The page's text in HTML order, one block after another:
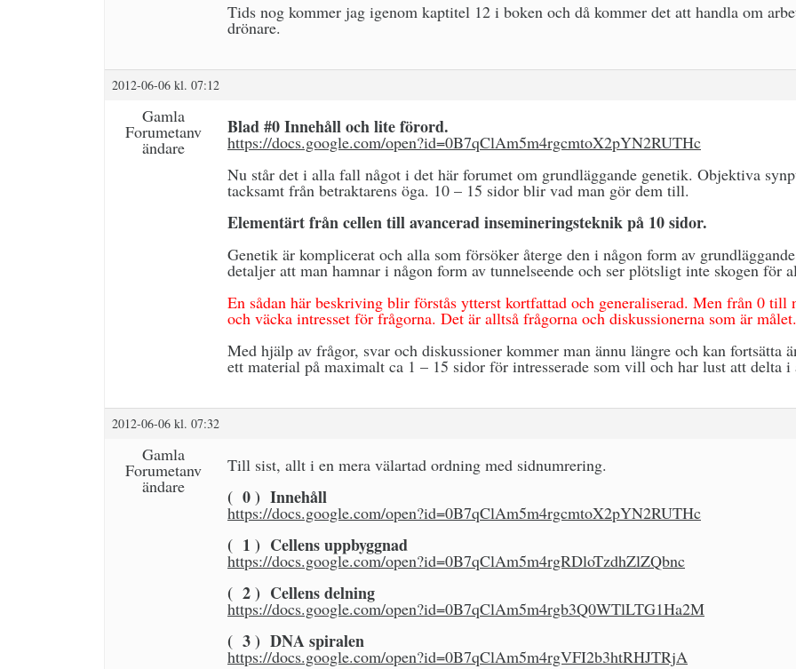
Tids nog kommer jag igenom kaptitel 12 i boken och då kommer det att handla om
drönare.
2012-06-06 kl. 07:12
Gamla
Forumetanv
ändare
Blad #0 Innehåll och lite förord.
https://docs.google.com/open?id=0B7qClAm5m4rgcmtoX2pYN2RUTHc
Nu står det i alla fall något i det här forumet om grundläggande genetik. Objektiva
tacksamt från betraktarens öga. 10 – 15 sidor blir vad man gör dem till.
Elementärt från cellen till avancerad insemineringsteknik på 10 sidor.
Genetik är komplicerat och alla som försöker återge den i någon form av
detaljer att man hamnar i någon form av tunnelseende och ser plötsligt inte skogen för
En sådan här beskriving blir förstås ytterst kortfattad och generaliserad. Men från 0 till
och väcka intresset för frågorna. Det är alltså frågorna och diskussionerna som är målet.
Med hjälp av frågor, svar och diskussioner kommer man ännu längre och kan fortsätta
ett material på maximalt ca 1 – 15 sidor för intresserade som vill och har lust att delta i
2012-06-06 kl. 07:32
Gamla
Forumetanv
ändare
Till sist, allt i en mera välartad ordning med sidnumrering.
( 0 ) Innehåll
https://docs.google.com/open?id=0B7qClAm5m4rgcmtoX2pYN2RUTHc
( 1 ) Cellens uppbyggnad
https://docs.google.com/open?id=0B7qClAm5m4rgRDloTzdhZlZQbnc
( 2 ) Cellens delning
https://docs.google.com/open?id=0B7qClAm5m4rgb3Q0WTlLTG1Ha2M
( 3 ) DNA spiralen
https://docs.google.com/open?id=0B7qClAm5m4rgVFI2b3htRHJTRjA